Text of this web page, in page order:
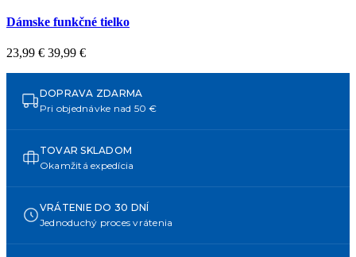
Dámske funkčné tielko
23,99 € 39,99 €
DOPRAVA ZDARMA
Pri objednávke nad 50 €
TOVAR SKLADOM
Okamžitá expedícia
VRÁTENIE DO 30 DNÍ
Jednoduchý proces vrátenia